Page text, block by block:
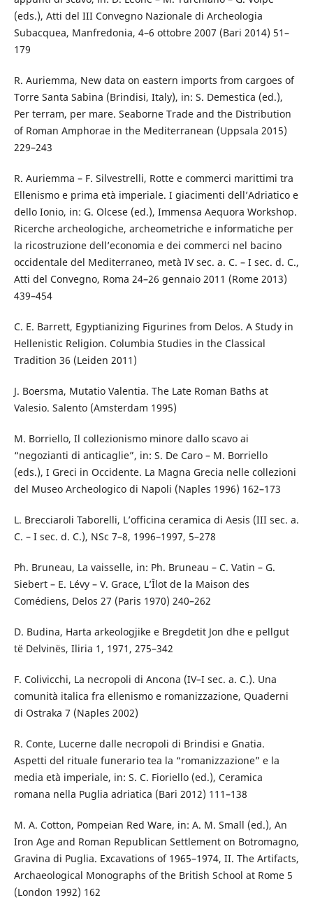
(eds.), Atti del III Convegno Nazionale di Archeologia
Subacquea, Manfredonia, 4–6 ottobre 2007 (Bari 2014) 51–
179
R. Auriemma, New data on eastern imports from cargoes of
Torre Santa Sabina (Brindisi, Italy), in: S. Demestica (ed.),
Per terram, per mare. Seaborne Trade and the Distribution
of Roman Amphorae in the Mediterranean (Uppsala 2015)
229–243
R. Auriemma – F. Silvestrelli, Rotte e commerci marittimi tra
Ellenismo e prima età imperiale. I giaci­menti dell’Adriatico e
dello Ionio, in: G. Olcese (ed.), Immensa Aequora Workshop.
Ricerche archeo­logiche, archeometriche e informatiche per
la ricostruzione dell’economia e dei commerci nel bacino
occidentale del Mediterraneo, metà IV sec. a. C. – I sec. d. C.,
Atti del Convegno, Roma 24–26 gennaio 2011 (Rome 2013)
439–454
C. E. Barrett, Egyptianizing Figurines from Delos. A Study in
Hellenistic Religion. Columbia Studies in the Classical
Tradition 36 (Leiden 2011)
J. Boersma, Mutatio Valentia. The Late Roman Baths at
Valesio. Salento (Amsterdam 1995)
M. Borriello, Il collezionismo minore dallo scavo ai
“negozianti di anticaglie”, in: S. De Caro – M. Borriello
(eds.), I Greci in Occidente. La Magna Grecia nelle collezioni
del Museo Archeologico di Napoli (Naples 1996) 162–173
L. Brecciaroli Taborelli, L’officina ceramica di Aesis (III sec. a.
C. – I sec. d. C.), NSc 7–8, 1996–1997, 5–278
Ph. Bruneau, La vaisselle, in: Ph. Bruneau – C. Vatin – G.
Siebert – E. Lévy – V. Grace, L’Îlot de la Maison des
Comédiens, Delos 27 (Paris 1970) 240–262
D. Budina, Harta arkeologjike e Bregdetit Jon dhe e pellgut
të Delvinës, Iliria 1, 1971, 275–342
F. Colivicchi, La necropoli di Ancona (IV–I sec. a. C.). Una
comunità italica fra ellenismo e romanizzazione, Quaderni
di Ostraka 7 (Naples 2002)
R. Conte, Lucerne dalle necropoli di Brindisi e Gnatia.
Aspetti del rituale funerario tea la “romanizzazione” e la
media età imperiale, in: S. C. Fioriello (ed.), Ceramica
romana nella Puglia adriatica (Bari 2012) 111–138
M. A. Cotton, Pompeian Red Ware, in: A. M. Small (ed.), An
Iron Age and Roman Republican Settlement on Botromagno,
Gravina di Puglia. Excavations of 1965–1974, II. The Artifacts,
Archaeological Mono­graphs of the British School at Rome 5
(London 1992) 162